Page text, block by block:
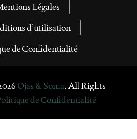
Légales
d’utilisation
de Confidentialité
Ojas & Soma. All Rights
de Confidentialité